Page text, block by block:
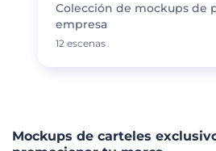
Colección de mockups de
empresa
12 escenas
Mockups de carteles